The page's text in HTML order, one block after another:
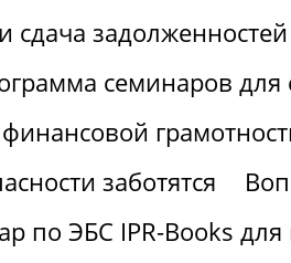
сдача
семинаров для
заботятся
по ЭБС IPR-Books для